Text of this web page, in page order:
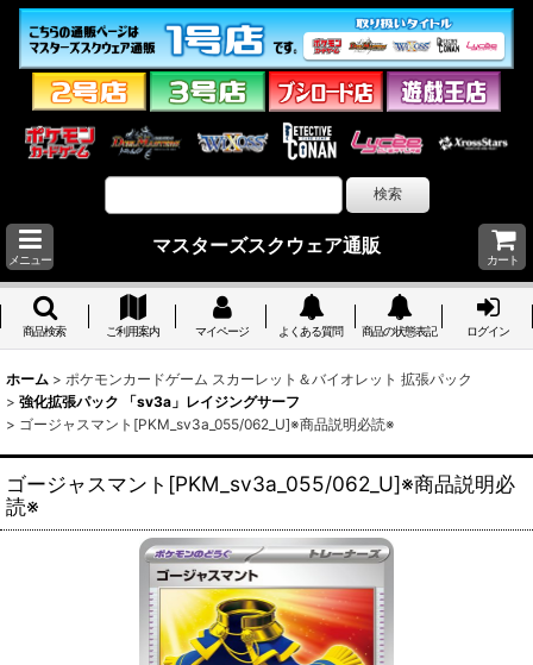
メニュー
マスターズスクウェア通販
カート
商品検索 ご利用案内 マイページ よくある質問 商品の状態表記 ログイン
ホーム > ポケモンカードゲーム スカーレット＆バイオレット 拡張パック
> 強化拡張パック 「sv3a」レイジングサーフ
> ゴージャスマント[PKM_sv3a_055/062_U]※商品説明必読※
ゴージャスマント[PKM_sv3a_055/062_U]※商品説明必
読※